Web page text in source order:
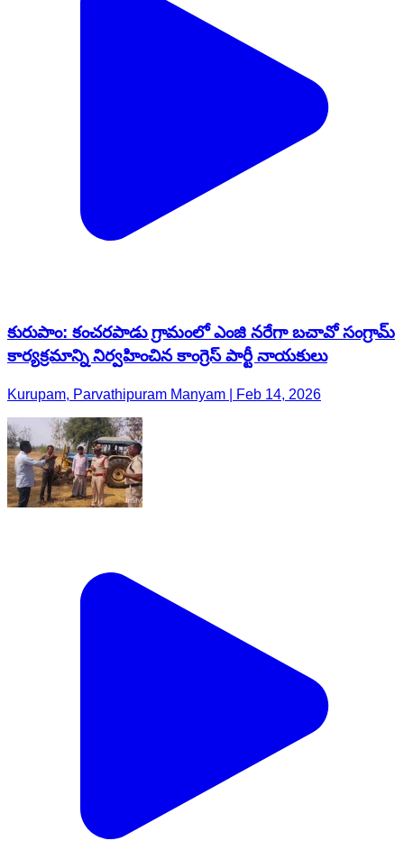
కురుపాం: కంచరపాడు గ్రామంలో ఎంజి నరేగా బచావో సంగ్రామ్
కార్యక్రమాన్ని నిర్వహించిన కాంగ్రెస్ పార్టీ నాయకులు
Kurupam, Parvathipuram Manyam | Feb 14, 2026